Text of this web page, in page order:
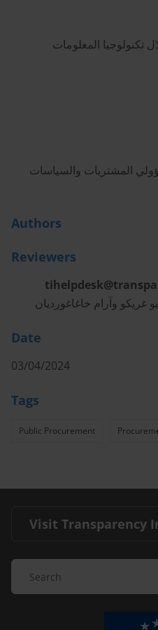
تكنولوجيا المعلومات
المشتريات والسياسات
Authors
Reviewers
غريكو وآرام خاغاغورديان
Date
03/04/2024
Tags
Public Procurement
Visit Transparency